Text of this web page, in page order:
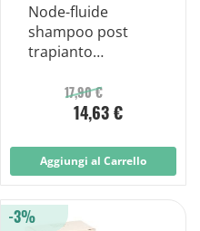
Node-fluide
shampoo post
trapianto
17,90 €
14,63 €
Aggiungi al Carrello
-3%